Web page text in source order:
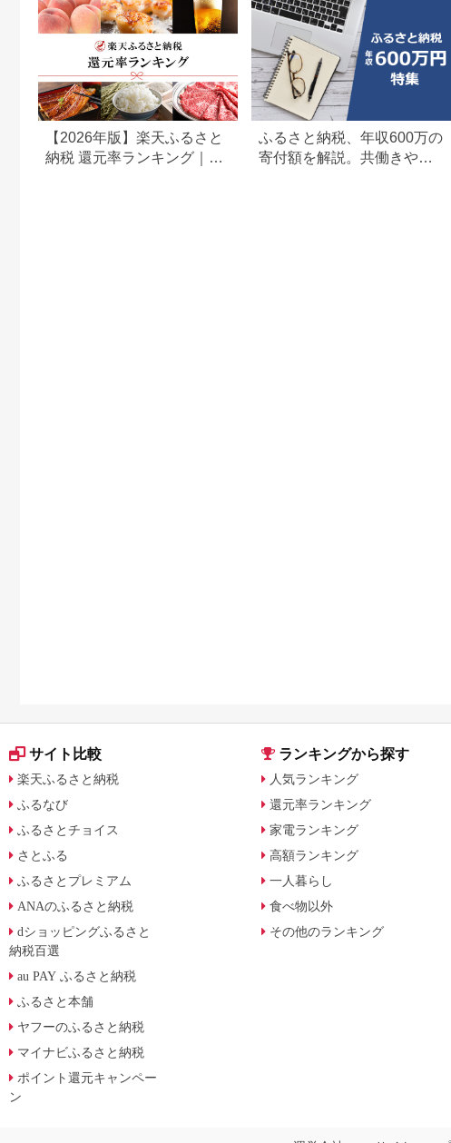
【2026年版】楽天ふるさと
納税 還元率ランキング｜高
ふるさと納税、年収600万の
寄付額を解説。共働きや子
サイト比較
楽天ふるさと納税
ふるなび
ふるさとチョイス
さとふる
ふるさとプレミアム
ANAのふるさと納税
dショッピングふるさと
納税百選
au PAY ふるさと納税
ふるさと本舗
ヤフーのふるさと納税
マイナビふるさと納税
ポイント還元キャンペー
ン
ランキングから探す
人気ランキング
還元率ランキング
家電ランキング
高額ランキング
一人暮らし
食べ物以外
その他のランキング